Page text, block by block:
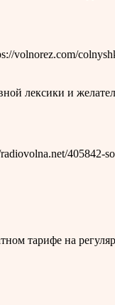
volnorez.com/
лексики и
405842-
тарифе на